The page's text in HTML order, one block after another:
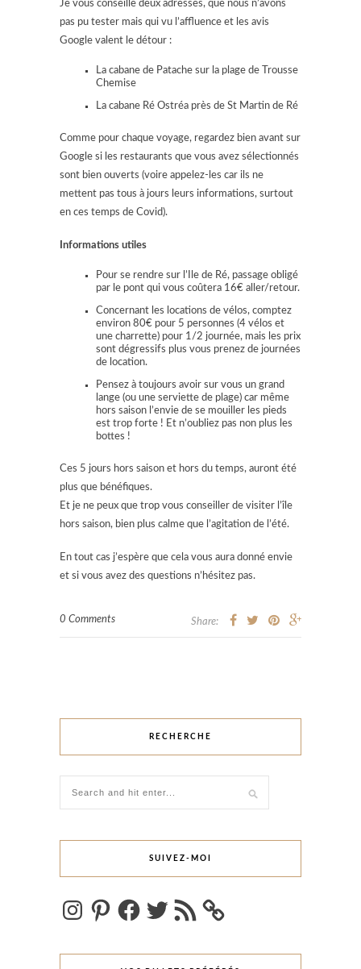
Je vous conseille deux adresses, que nous n’avons
pas pu tester mais qui vu l’affluence et les avis
Google valent le détour :
La cabane de Patache sur la plage de Trousse
Chemise
La cabane Ré Ostréa près de St Martin de Ré
Comme pour chaque voyage, regardez bien avant sur
Google si les restaurants que vous avez sélectionnés
sont bien ouverts (voire appelez-les car ils ne
mettent pas tous à jours leurs informations, surtout
en ces temps de Covid).
Informations utiles
Pour se rendre sur l’Ile de Ré, passage obligé
par le pont qui vous coûtera 16€ aller/retour.
Concernant les locations de vélos, comptez
environ 80€ pour 5 personnes (4 vélos et
une charrette) pour 1/2 journée, mais les prix
sont dégressifs plus vous prenez de journées
de location.
Pensez à toujours avoir sur vous un grand
lange (ou une serviette de plage) car même
hors saison l’envie de se mouiller les pieds
est trop forte ! Et n’oubliez pas non plus les
bottes !
Ces 5 jours hors saison et hors du temps, auront été
plus que bénéfiques.
Et je ne peux que trop vous conseiller de visiter l’île
hors saison, bien plus calme que l’agitation de l’été.
En tout cas j’espère que cela vous aura donné envie
et si vous avez des questions n’hésitez pas.
0 Comments Share:
RECHERCHE
SUIVEZ-MOI
InstagramPinterestFacebookTwitterFlux
RSS